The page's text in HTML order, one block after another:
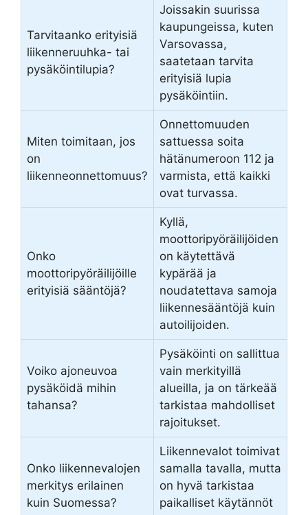
Tarvitaanko erityisiä
liikenneruuhka- tai
pysäköintilupia?
Joissakin suurissa
kaupungeissa, kuten
Varsovassa,
saatetaan tarvita
erityisiä lupia
pysäköintiin.
Miten toimitaan, jos
on
liikenneonnettomuus?
Onnettomuuden
sattuessa soita
hätänumeroon 112 ja
varmista, että kaikki
ovat turvassa.
Onko
moottoripyöräilijöille
erityisiä sääntöjä?
Kyllä,
moottoripyöräilijöiden
on käytettävä
kypärää ja
noudatettava samoja
liikennesääntöjä kuin
autoilijoiden.
Voiko ajoneuvoa
pysäköidä mihin
tahansa?
Pysäköinti on sallittua
vain merkityillä
alueilla, ja on tärkeää
tarkistaa mahdolliset
rajoitukset.
Onko liikennevalojen
merkitys erilainen
kuin Suomessa?
Liikennevalot toimivat
samalla tavalla, mutta
on hyvä tarkistaa
paikalliset käytännöt